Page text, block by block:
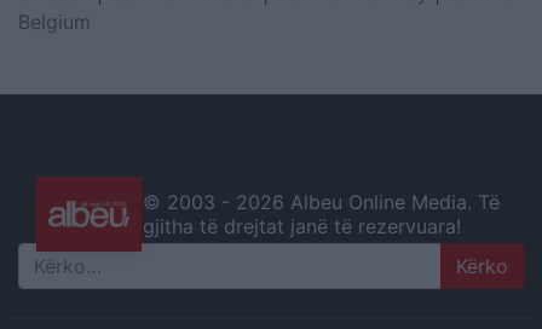
Belgium
© 2003 - 2026 Albeu Online Media. Të
gjitha të drejtat janë të rezervuara!
Search